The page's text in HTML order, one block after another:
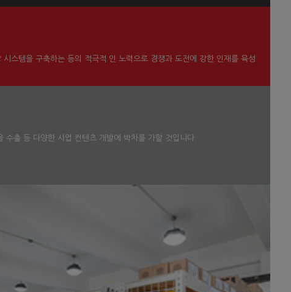
스템을 구축하는 등의 적극적 인 노력으로 경쟁과 도전에 강한 인재를 육성
출 등 다양한 사업 컨텐츠 개발에 박차를 가할 것입니다.